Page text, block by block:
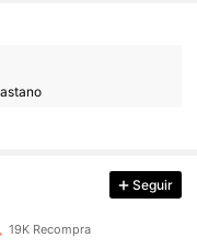
Seguir
19K Recompra